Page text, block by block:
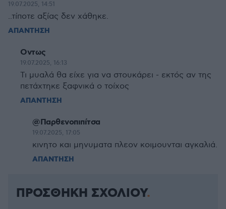
19.07.2025, 14:51
..τίποτε αξίας δεν χάθηκε.
ΑΠΑΝΤΗΣΗ
Οντως
19.07.2025, 16:13
Τι μυαλά θα είχε για να στουκάρει - εκτός αν της
πετάχτηκε ξαφνικά ο τοίχος
ΑΠΑΝΤΗΣΗ
@Παρθενοπιπίτσα
19.07.2025, 17:05
κινητο και μηνυματα πλεον κοιμουνται αγκαλιά.
ΑΠΑΝΤΗΣΗ
ΠΡΟΣΘΗΚΗ ΣΧΟΛΙΟΥ